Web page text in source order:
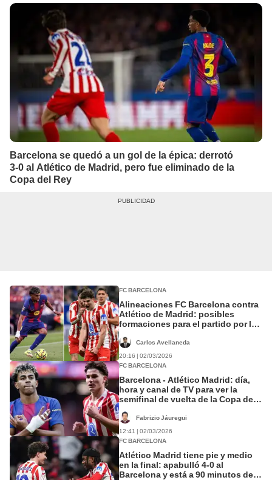
Barcelona se quedó a un gol de la épica: derrotó
3-0 al Atlético de Madrid, pero fue eliminado de la
Copa del Rey
FC BARCELONA
Alineaciones FC Barcelona contra
Atlético de Madrid: posibles
formaciones para el partido por la
Carlos Avellaneda
20:16 | 02/03/2026
FC BARCELONA
Barcelona - Atlético Madrid: día,
hora y canal de TV para ver la
semifinal de vuelta de la Copa del
Fabrizio Jáuregui
12:41 | 02/03/2026
FC BARCELONA
Atlético Madrid tiene pie y medio
en la final: apabulló 4-0 al
Barcelona y está a 90 minutos de